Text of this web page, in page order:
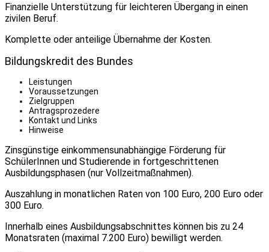
Finanzielle Unterstützung für leichteren Übergang in einen
zivilen Beruf.
Komplette oder anteilige Übernahme der Kosten.
Bildungskredit des Bundes
Leistungen
Voraussetzungen
Zielgruppen
Antragsprozedere
Kontakt und Links
Hinweise
Zinsgünstige einkommensunabhängige Förderung für
SchülerInnen und Studierende in fortgeschrittenen
Ausbildungsphasen (nur Vollzeitmaßnahmen).
Auszahlung in monatlichen Raten von 100 Euro, 200 Euro oder
300 Euro.
Innerhalb eines Ausbildungsabschnittes können bis zu 24
Monatsraten (maximal 7.200 Euro) bewilligt werden.